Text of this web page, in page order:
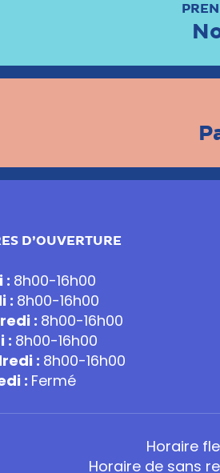
D’OUVERTURE
: 8h00-16h00
: 8h00-16h00
: 8h00-16h00
: 8h00-16h00
: 8h00-16h00
: Fermé
Horaire
Horaire de sans